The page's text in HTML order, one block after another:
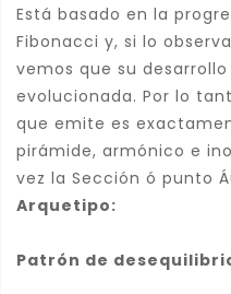
Está basado en la
Fibonacci y, si lo
vemos que su
evolucionada. Por lo
que emite es
pirámide, armónico e
vez la Sección ó punto
Arquetipo:
Patrón de